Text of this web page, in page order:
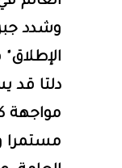
وشدد
دلتا قد
مواجهة
مستمرا